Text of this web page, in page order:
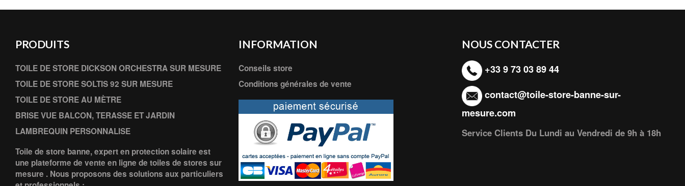
PRODUITS
TOILE DE STORE DICKSON ORCHESTRA SUR MESURE
TOILE DE STORE SOLTIS 92 SUR MESURE
TOILE DE STORE AU MÈTRE
BRISE VUE BALCON, TERASSE ET JARDIN
LAMBREQUIN PERSONNALISE
Toile de store banne, expert en protection solaire est
une plateforme de vente en ligne de toiles de stores sur
mesure . Nous proposons des solutions aux particuliers
INFORMATION
Conseils store
Conditions générales de vente
NOUS CONTACTER
+33 9 73 03 89 44
contact@toile-store-banne-sur-
mesure.com
Service Clients Du Lundi au Vendredi de 9h à 18h